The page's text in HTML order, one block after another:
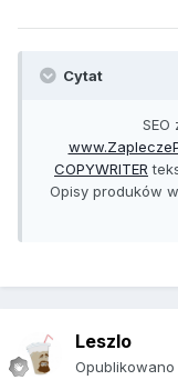
Cytat
COPYWRITER
Opisy produków
Leszlo
Opublikowano